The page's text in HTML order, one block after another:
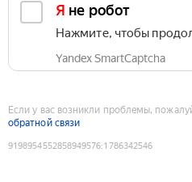
Я не робот
Нажмите, чтобы
Yandex SmartCaptcha
Если у вас возникли проблемы,
обратной связи
9198954552858949576:1786342546